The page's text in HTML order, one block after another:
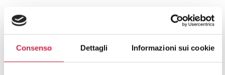
Consenso Dettagli Informazioni sui cookie
Con il contributo incondizionato di: